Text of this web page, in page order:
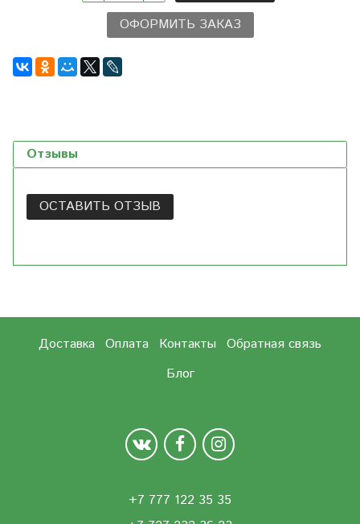
ОФОРМИТЬ ЗАКАЗ
Отзывы
ОСТАВИТЬ ОТЗЫВ
Доставка Оплата Контакты
Обратная связь
Блог
+7 777 122 35 35